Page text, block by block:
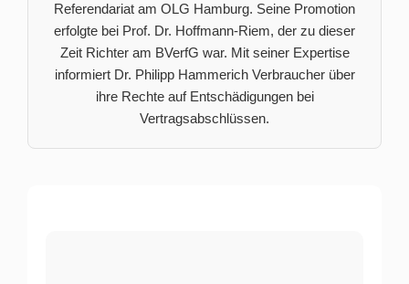
Referendariat am OLG Hamburg. Seine Promotion
erfolgte bei Prof. Dr. Hoffmann-Riem, der zu dieser
Zeit Richter am BVerfG war. Mit seiner Expertise
informiert Dr. Philipp Hammerich Verbraucher über
ihre Rechte auf Entschädigungen bei
Vertragsabschlüssen.